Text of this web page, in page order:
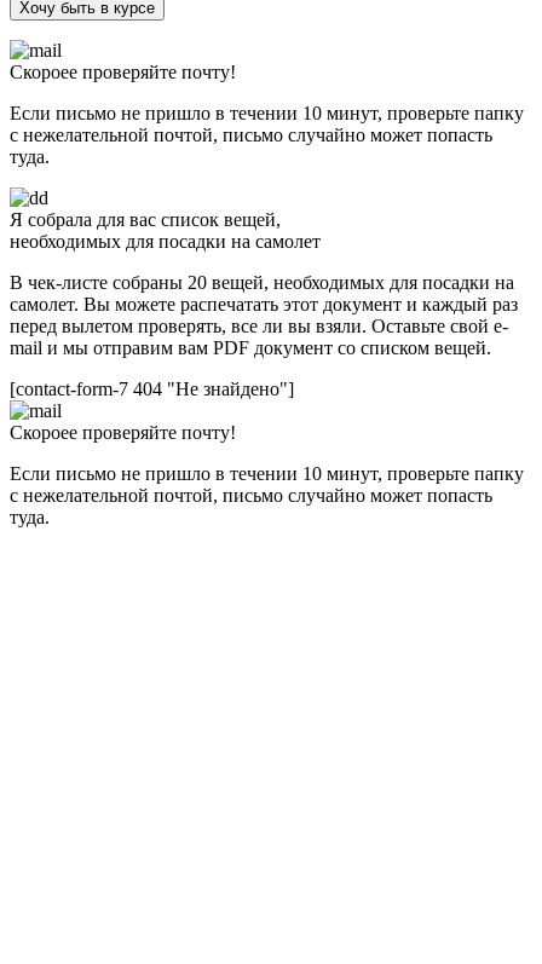
Хочу быть в курсе
Скороее проверяйте почту!
Если письмо не пришло в течении 10 минут, проверьте папку
с нежелательной почтой, письмо случайно может попасть
туда.
Я собрала для вас список вещей,
необходимых для посадки на самолет
В чек-листе собраны 20 вещей, необходимых для посадки на
самолет. Вы можете распечатать этот документ и каждый раз
перед вылетом проверять, все ли вы взяли. Оставьте свой e-
mail и мы отправим вам PDF документ со списком вещей.
[contact-form-7 404 "Не знайдено"]
Скороее проверяйте почту!
Если письмо не пришло в течении 10 минут, проверьте папку
с нежелательной почтой, письмо случайно может попасть
туда.